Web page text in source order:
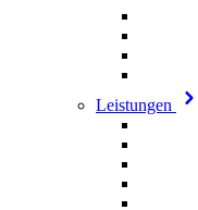
Leistungen